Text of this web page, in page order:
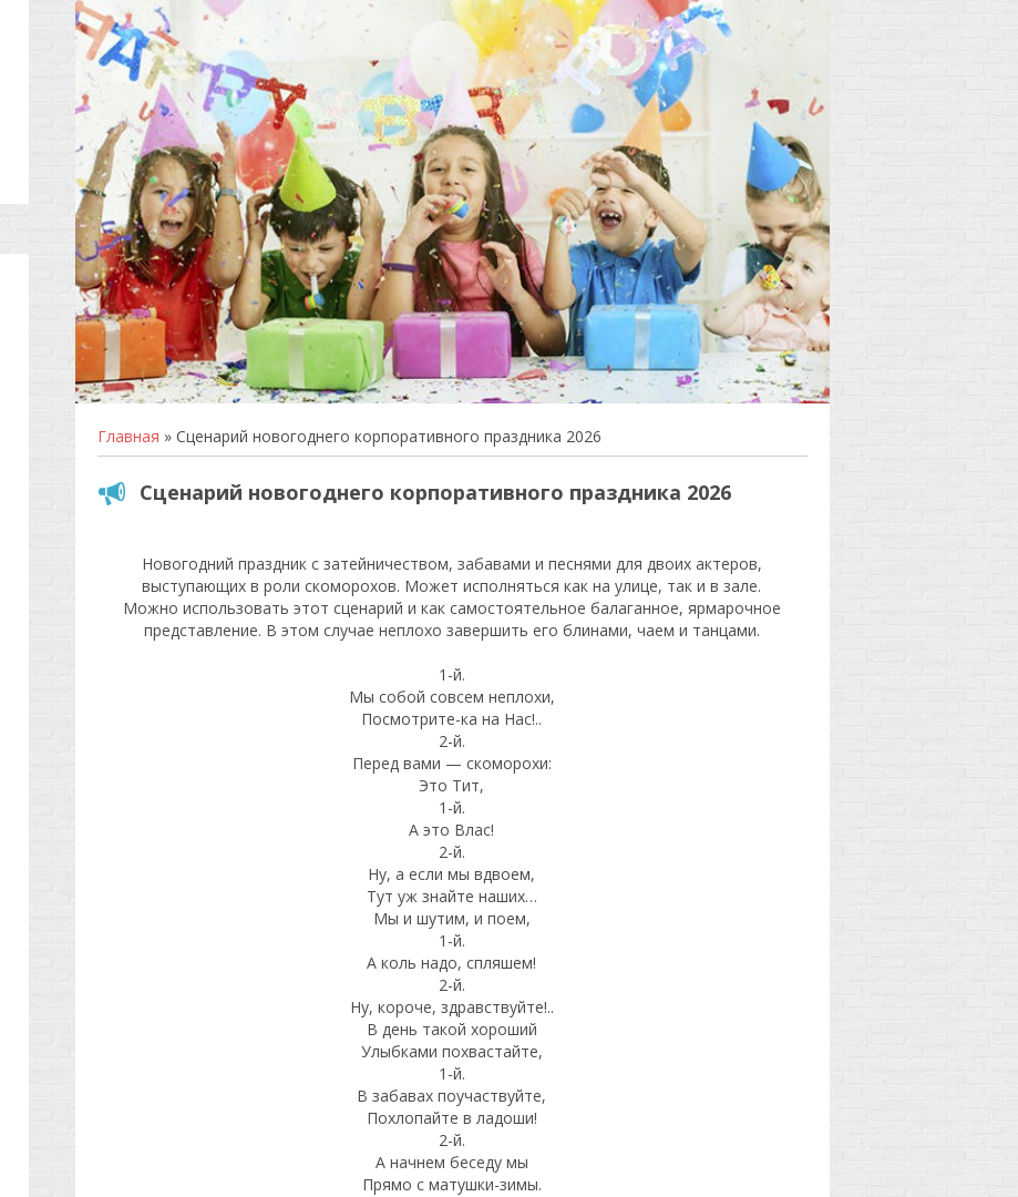
Главная » Сценарий новогоднего корпоративного праздника 2026
Сценарий новогоднего корпоративного праздника 2026
Новогодний праздник с затейничеством, забавами и песнями для двоих актеров,
выступающих в роли скоморохов. Может исполняться как на улице, так и в зале.
Можно использовать этот сценарий и как самостоятельное балаганное, ярмарочное
представление. В этом случае неплохо завершить его блинами, чаем и танцами.
1-й.
Мы собой совсем неплохи,
Посмотрите-ка на Нас!..
2-й.
Перед вами — скоморохи:
Это Тит,
1-й.
А это Влас!
2-й.
Ну, а если мы вдвоем,
Тут уж знайте наших…
Мы и шутим, и поем,
1-й.
А коль надо, спляшем!
2-й.
Ну, короче, здравствуйте!..
В день такой хороший
Улыбками похвастайте,
1-й.
В забавах поучаствуйте,
Похлопайте в ладоши!
2-й.
А начнем беседу мы
Прямо с матушки-зимы.